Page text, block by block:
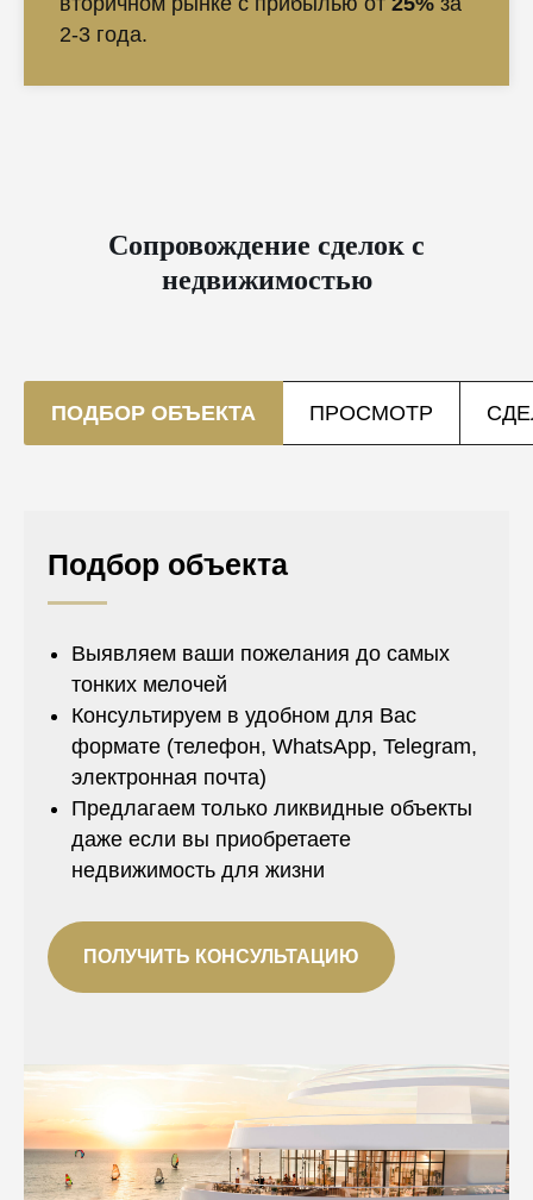
2-3 года.
Сопровождение сделок с
недвижимостью
ПОДБОР ОБЪЕКТА ПРОСМОТР
Подбор объекта
Выявляем ваши пожелания до самых
тонких мелочей
Консультируем в удобном для Вас
формате (телефон, WhatsApp, Telegram,
электронная почта)
Предлагаем только ликвидные объекты
даже если вы приобретаете
недвижимость для жизни
ПОЛУЧИТЬ КОНСУЛЬТАЦИЮ